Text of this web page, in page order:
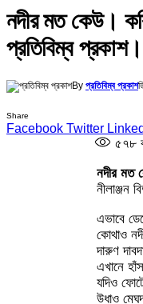
নদীর মত কেউ।
প্রতিবিম্ব প্রকাশ।
By প্রতিবিম্ব প্রকাশ
Share
Facebook Twitter
৫৭৮
নদীর মত
নীলাঞ্জন
এভাবে
কোথাও
দারুণ
এখানে
যদিও
উধাও